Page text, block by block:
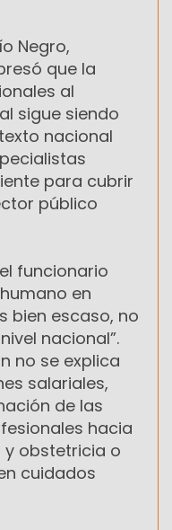
Negro,
que la
al
sigue siendo
nacional
para cubrir
público
funcionario
en
bien escaso, no
nacional”.
no se explica
salariales,
de las
hacia
obstetricia o
cuidados